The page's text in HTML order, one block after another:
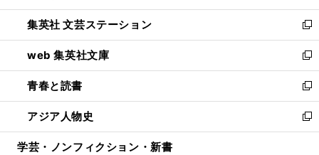
開
く
ウ
ィ
ン
ド
ウ
で
開
く
し
い
ウ
ィ
ン
ド
ウ
で
開
集英社 文芸ステーション
新
し
い
ウ
ィ
ン
ド
ウ
web 集英社文庫
新
し
い
ウ
ィ
ン
青春と読書
新
し
い
ウ
アジア人物史
新
し
学芸・ノンフィクション・新書